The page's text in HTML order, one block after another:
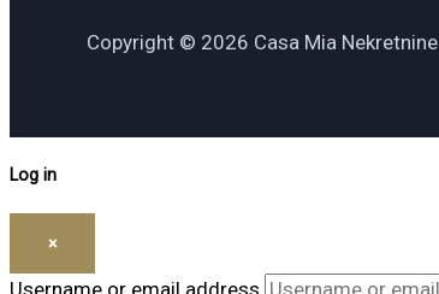
Copyright © 2026 Casa Mia Nekretnine
Log in
×
Username or email address